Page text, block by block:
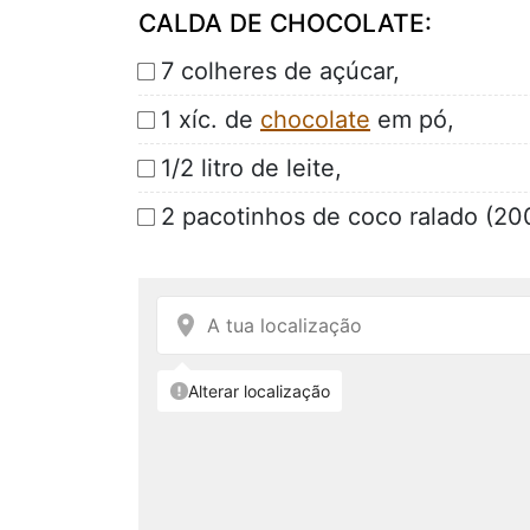
CALDA DE CHOCOLATE:
7 colheres de açúcar,
1 xíc. de chocolate em pó,
1/2 litro de leite,
2 pacotinhos de coco ralado